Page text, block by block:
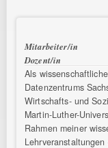
Mitarbeiter/in
Dozent/in
Als
Datenzentrums
Wirtschafts- und
Martin-Luther-
Rahmen meiner